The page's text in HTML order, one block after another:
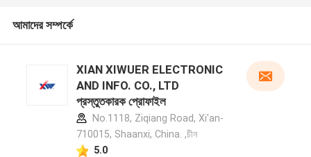
আমাদের সম্পর্কে
XIAN XIWUER ELECTRONIC
AND INFO. CO., LTD
প্রস্তুতকারক প্রোফাইল
No.1118, Ziqiang Road, Xi'an-
710015, Shaanxi, China. ,চীন
5.0